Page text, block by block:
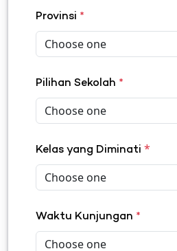
Provinsi *
Pilihan Sekolah *
Kelas yang Diminati *
Waktu Kunjungan *